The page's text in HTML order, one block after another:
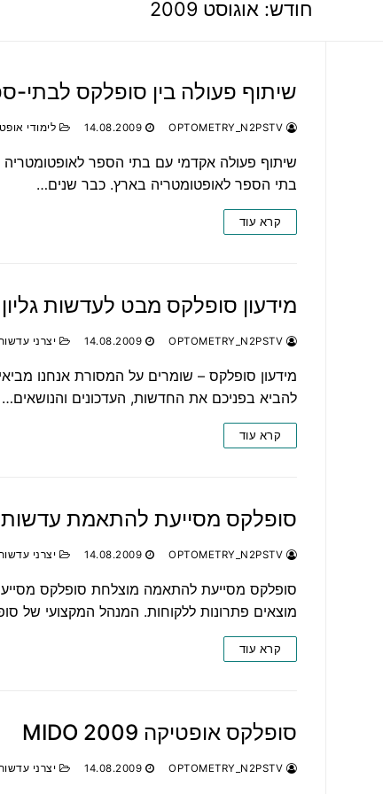
חודש: אוגוסט 2009
שיתוף פעולה בין סופלקס לבתי-
14.08.2009 לימודי
שיתוף פעולה אקדמי עם בתי הספר
בתי הספר לאופטומטריה בארץ. כבר שנים…
קרא עוד
מידעון סופלקס מבט לעדשות גליון 3-2009
14.08.2009 יצרני
להביא בפניכם את החדשות, העדכונים והנושאים…
קרא עוד
סופלקס מסייעת להתאמת
14.08.2009 יצרני
סופלקס מסייעת להתאמה מוצלחת סופלקס
מוצאים פתרונות ללקוחות. המנהל המקצועי של
קרא עוד
סופלקס אופטיקה 2009 MIDO
14.08.2009 יצרני